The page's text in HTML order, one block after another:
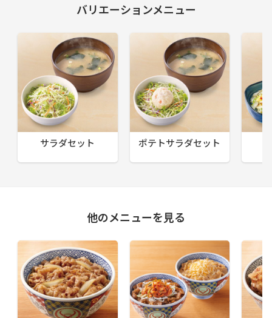
バリエーションメニュー
サラダセット ポテトサラダセット
他のメニューを見る